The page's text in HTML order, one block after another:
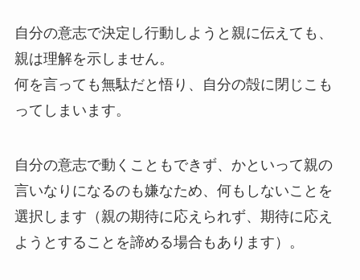
自分の意志で決定し行動しようと親に伝えても、
親は理解を示しません。
何を言っても無駄だと悟り、自分の殻に閉じこも
ってしまいます。
自分の意志で動くこともできず、かといって親の
言いなりになるのも嫌なため、何もしないことを
選択します（親の期待に応えられず、期待に応え
ようとすることを諦める場合もあります）。